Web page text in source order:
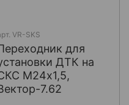
VR-SKS
для
ДТК на
М24х1,5,
7.62